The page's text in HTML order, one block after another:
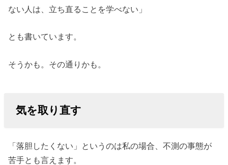
ない人は、立ち直ることを学べない」
とも書いています。
そうかも。その通りかも。
気を取り直す
「落胆したくない」というのは私の場合、不測の事態が
苦手とも言えます。